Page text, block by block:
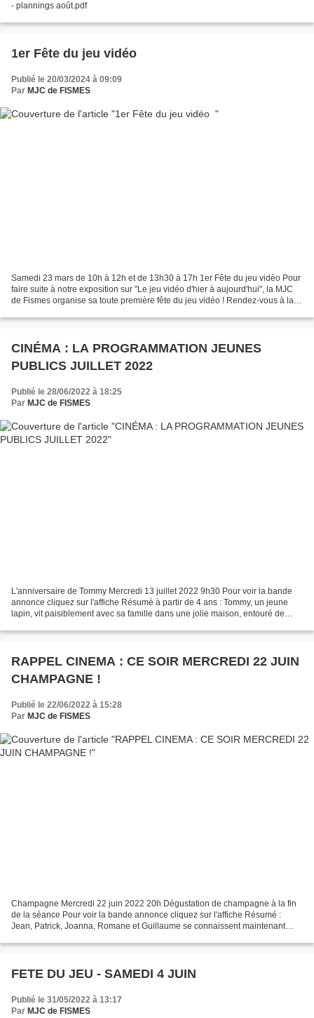
- plannings août.pdf
1er Fête du jeu vidéo
Publié le 20/03/2024 à 09:09
Par MJC de FISMES
Samedi 23 mars de 10h à 12h et de 13h30 à 17h 1er Fête du jeu vidéo Pour
faire suite à notre exposition sur "Le jeu vidéo d'hier à aujourd'hui", la MJC
de Fismes organise sa toute première fête du jeu vidéo ! Rendez-vous à la
CINÉMA : LA PROGRAMMATION JEUNES
PUBLICS JUILLET 2022
Publié le 28/06/2022 à 18:25
Par MJC de FISMES
L'anniversaire de Tommy Mercredi 13 juillet 2022 9h30 Pour voir la bande
annonce cliquez sur l'affiche Résumé à partir de 4 ans : Tommy, un jeune
lapin, vit paisiblement avec sa famille dans une jolie maison, entouré de
RAPPEL CINEMA : CE SOIR MERCREDI 22 JUIN
CHAMPAGNE !
Publié le 22/06/2022 à 15:28
Par MJC de FISMES
Champagne Mercredi 22 juin 2022 20h Dégustation de champagne à la fin
de la séance Pour voir la bande annonce cliquez sur l'affiche Résumé :
Jean, Patrick, Joanna, Romane et Guillaume se connaissent maintenant
FETE DU JEU - SAMEDI 4 JUIN
Publié le 31/05/2022 à 13:17
Par MJC de FISMES